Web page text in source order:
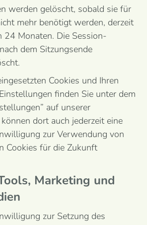
werden gelöscht, sobald sie für
mehr benötigt werden, derzeit
24 Monaten. Die Session-
dem Sitzungsende
Cookies und Ihren
finden Sie unter dem
auf unserer
dort auch jederzeit eine
zur Verwendung von
Cookies für die Zukunft
Marketing und
zur Setzung des